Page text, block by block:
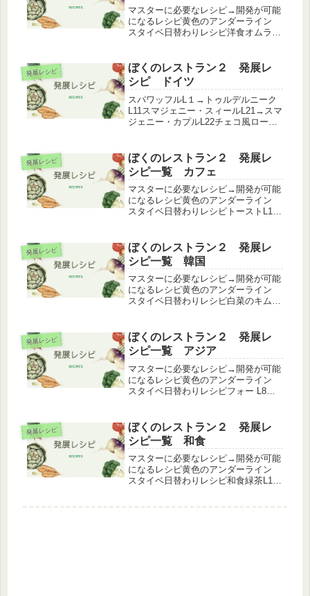
マスターに必要なレシピ→開発が可能
になるレシピ黄色のアンダーライン
スタイベ日替わりレシピ洋食オムライ
バーグ L10ハンバーグ L1→ハンバー
グ定食 L46マカロ...
発展レシピ
ぼくのレストラン２ 発展レ
シピ ドイツ
スパワッフルL１→トゥルデルニーク
L11スマジェニー・スィールL21→スマ
ジェニー・カプルL22チェコ風ロース
く、ボーナスレシピにも登場しませ
ん。ドイツ料理は個数が多...
発展レシピ
ぼくのレストラン２ 発展レ
シピ一覧 カフェ
マスターに必要なレシピ→開発が可能
になるレシピ黄色のアンダーライン
スタイベ日替わりレシピトーストL1→
ケーキ L15→完熟マンゴーのパフェプ
レート L43アイス...
発展レシピ
ぼくのレストラン２ 発展レ
シピ一覧 韓国
マスターに必要なレシピ→開発が可能
になるレシピ黄色のアンダーライン
スタイベ日替わりレシピ白菜のキムチ
ボL88上カルビL32→特上カルビL77→
焼肉定食（和食）L...
発展レシピ
ぼくのレストラン２ 発展レ
シピ一覧 アジア
マスターに必要なレシピ→開発が可能
になるレシピ黄色のアンダーライン
スタイベ日替わりレシピフォー L8→
ム(カフェ)L8チキンマサラ L35→タン
ドリーチキンL...
発展レシピ
ぼくのレストラン２ 発展レ
シピ一覧 和食
マスターに必要なレシピ→開発が可能
になるレシピ黄色のアンダーライン
スタイベ日替わりレシピ和食緑茶L1→